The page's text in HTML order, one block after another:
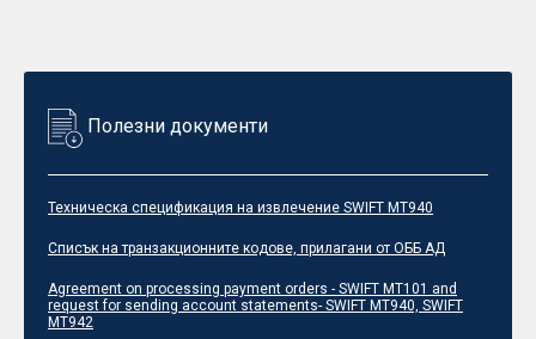
Полезни документи
Техническа спецификация на извлечение SWIFT MT940
Списък на транзакционните кодове, прилагани от ОББ АД
Agreement on processing payment orders - SWIFT MT101 and
request for sending account statements- SWIFT MT940, SWIFT
MT942